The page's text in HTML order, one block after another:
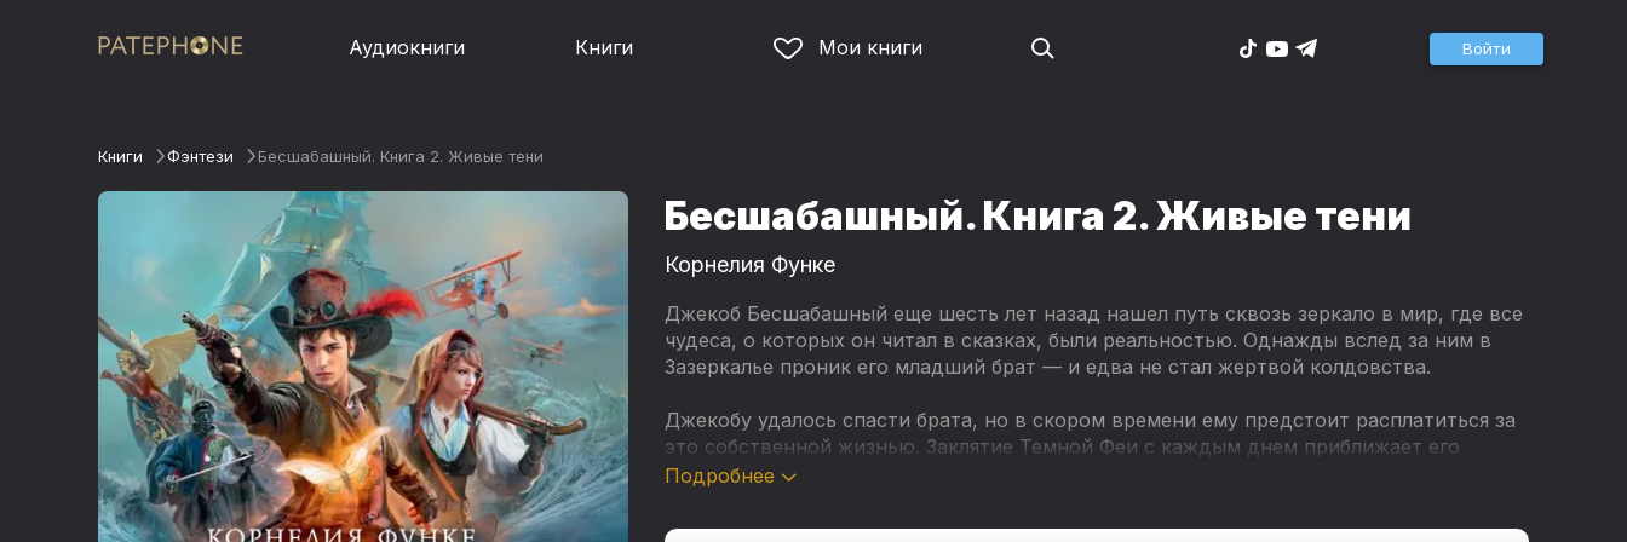
Аудиокниги Книги Мои книги Войти
Книги Фэнтези Бесшабашный. Книга 2. Живые тени
Бесшабашный. Книга 2. Живые тени
Корнелия Функе
Джекоб Бесшабашный еще шесть лет назад нашел путь сквозь зеркало в мир, где все
чудеса, о которых он читал в сказках, были реальностью. Однажды вслед за ним в
Зазеркалье проник его младший брат — и едва не стал жертвой колдовства.
Джекобу удалось спасти брата, но в скором времени ему предстоит расплатиться за
это собственной жизнью. Заклятие Темной Феи с каждым днем приближает его
последний час. Хотя в мире по ту сторону зеркала существует немало таких
одно из них ему не помогло. И когда надежда почти покинула Джекоба, ему стало
Подробнее